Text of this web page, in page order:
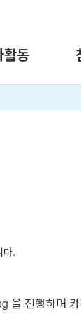
활동
다.
을 진행하며